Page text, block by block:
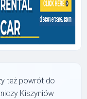
też powrót do
Kiszyniów